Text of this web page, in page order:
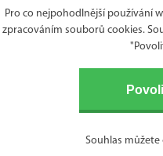
Pro co nejpohodlnější používání
zpracováním souborů cookies.
Souhlas